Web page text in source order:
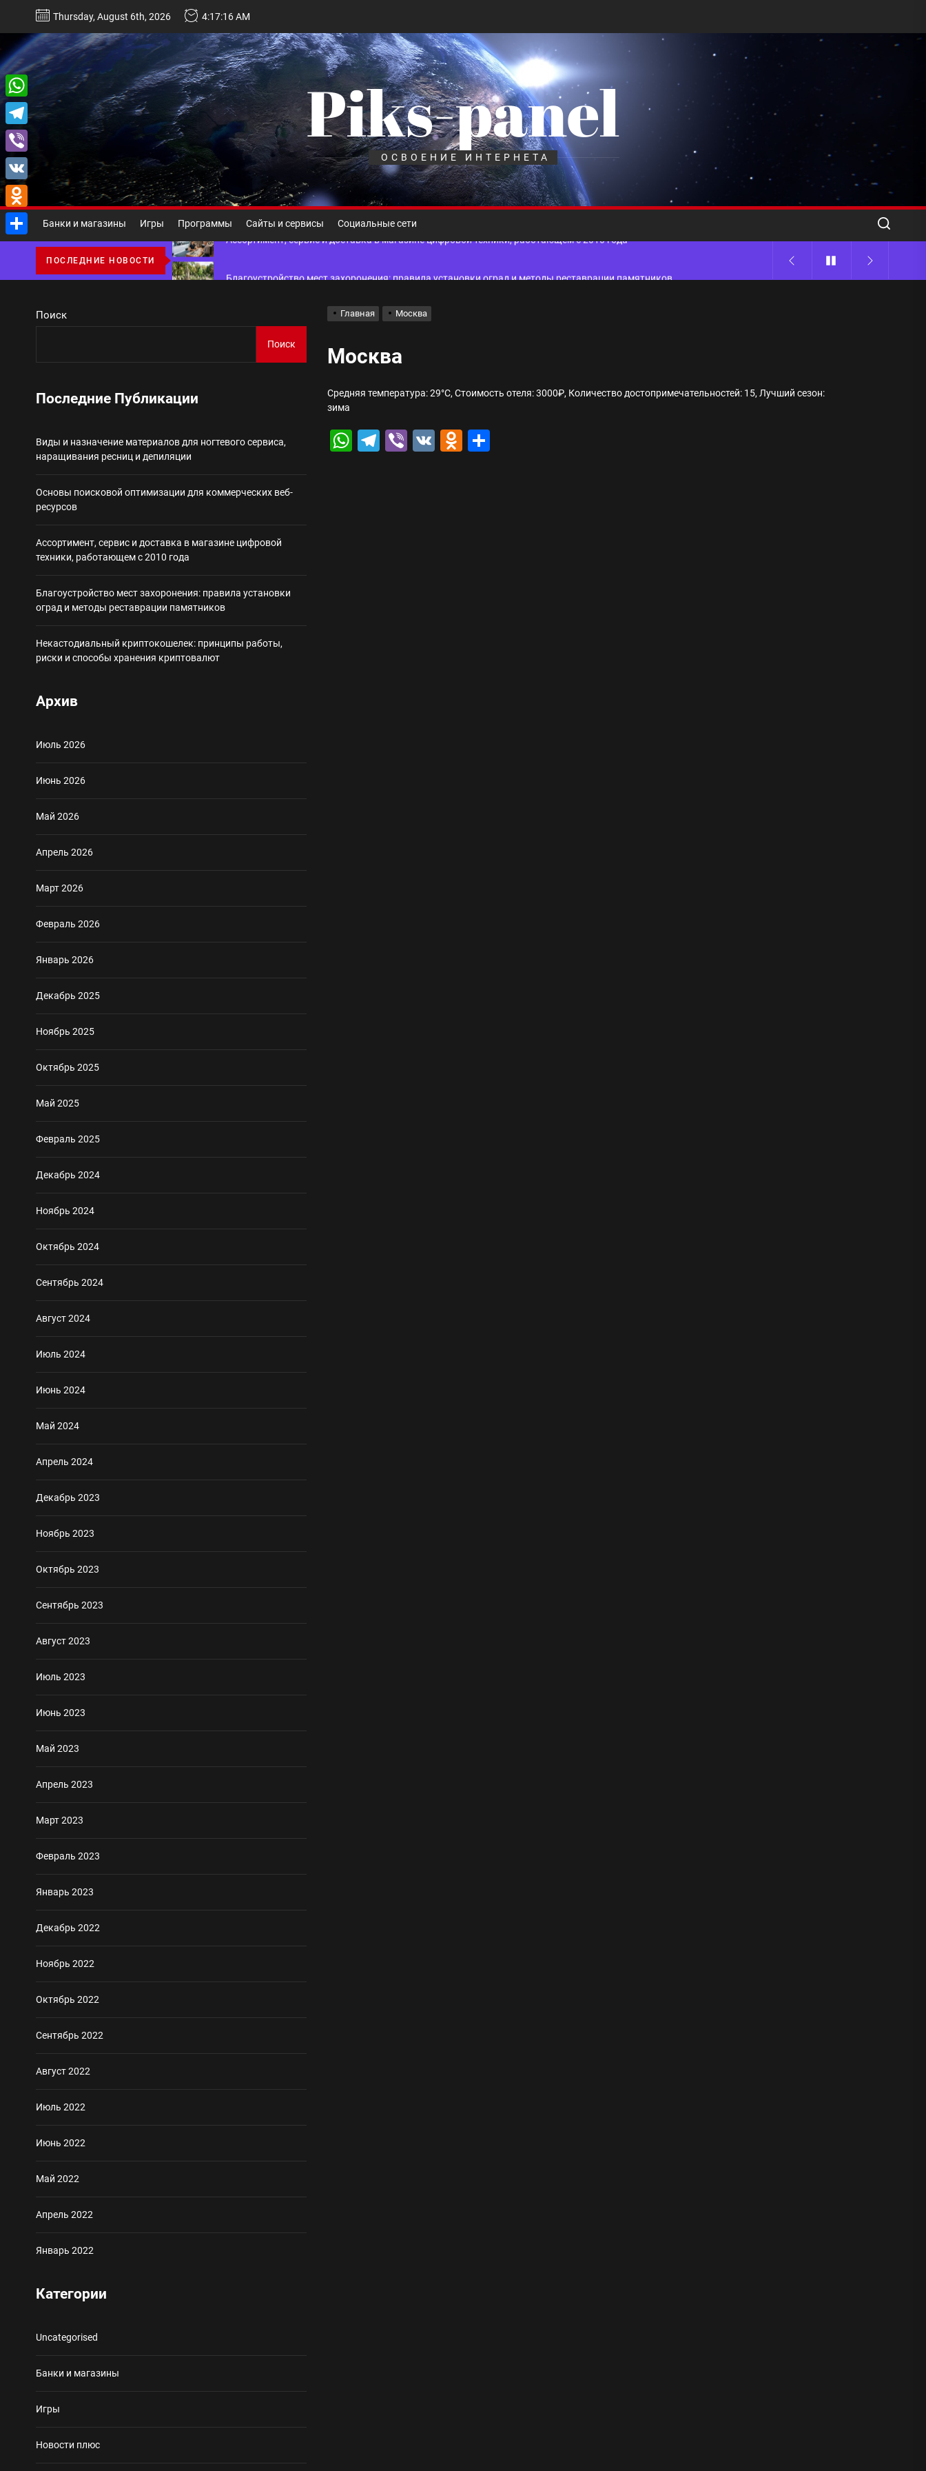
Перейти
содержимому
Thursday, August 6th, 2026 4:17:17 AM
Piks-panel
ОСВОЕНИЕ ИНТЕРНЕТА
Банки и магазины Игры Программы Сайты и сервисы Социальные сети
ПОСЛЕДНИЕ НОВОСТИ
Некастодиальный криптокошелек: принципы работы, риски и способы хранения криптовалют
Виды и назначение материалов для ногтевого сервиса, наращивания ресниц и депиляции
Основы поисковой оптимизации для коммерческих веб-ресурсов
Ассортимент, сервис и доставка в магазине цифровой техники, работающем с 2010 года
Ассортимент, сервис и доставка в магазине цифровой техники, работающем с 2010 года
Благоустройство мест захоронения: правила установки оград и методы реставрации памятников
Некастодиальный криптокошелек: принципы работы, риски и способы хранения криптовалют
Главная Москва
Москва
Средняя температура: 29°C, Стоимость отеля: 3000₽, Количество достопримечательностей: 15, Лучший сезон:
зима
WhatsApp
Telegram
Viber
VK Odnoklassniki
Поиск
Поиск
Последние Публикации
Виды и назначение материалов для ногтевого сервиса,
наращивания ресниц и депиляции
Основы поисковой оптимизации для коммерческих веб-
ресурсов
Ассортимент, сервис и доставка в магазине цифровой
техники, работающем с 2010 года
Благоустройство мест захоронения: правила установки
оград и методы реставрации памятников
Некастодиальный криптокошелек: принципы работы,
риски и способы хранения криптовалют
Архив
Июль 2026
Июнь 2026
Май 2026
Апрель 2026
Март 2026
Февраль 2026
Январь 2026
Декабрь 2025
Ноябрь 2025
Октябрь 2025
Май 2025
Февраль 2025
Декабрь 2024
Ноябрь 2024
Октябрь 2024
Сентябрь 2024
Август 2024
Июль 2024
Июнь 2024
Май 2024
Апрель 2024
Декабрь 2023
Ноябрь 2023
Октябрь 2023
Сентябрь 2023
Август 2023
Июль 2023
Июнь 2023
Май 2023
Апрель 2023
Март 2023
Февраль 2023
Январь 2023
Декабрь 2022
Ноябрь 2022
Октябрь 2022
Сентябрь 2022
Август 2022
Июль 2022
Июнь 2022
Май 2022
Апрель 2022
Январь 2022
Категории
Uncategorised
Банки и магазины
Игры
Новости плюс
WhatsApp
Telegram
Viber
VK
Odnoklassniki
Отправить